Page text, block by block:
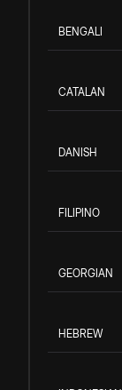
BENGALI
CATALAN
DANISH
FILIPINO
GEORGIAN
HEBREW